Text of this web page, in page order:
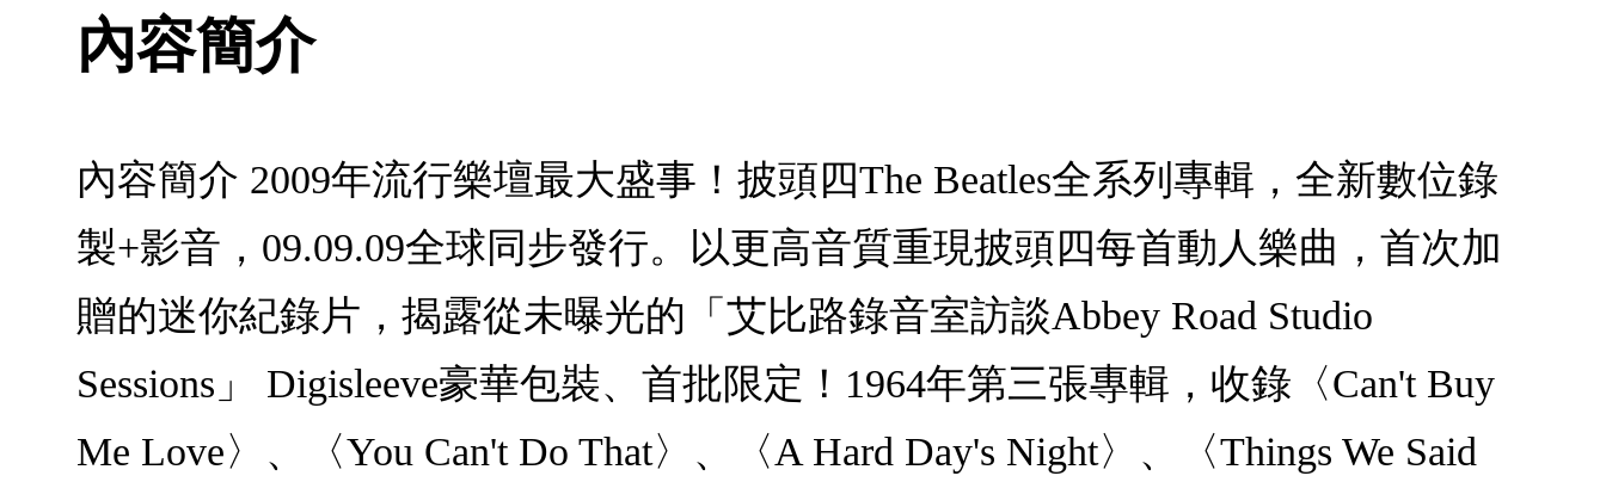
內容簡介
內容簡介 2009年流行樂壇最大盛事！披頭四The Beatles全系列專輯，全新數位錄
製+影音，09.09.09全球同步發行。以更高音質重現披頭四每首動人樂曲，首次加
贈的迷你紀錄片，揭露從未曝光的「艾比路錄音室訪談Abbey Road Studio
Sessions」 Digisleeve豪華包裝、首批限定！1964年第三張專輯，收錄〈Can't Buy
Me Love〉、〈You Can't Do That〉、〈A Hard Day's Night〉、〈Things We Said